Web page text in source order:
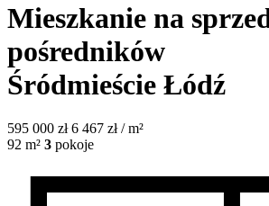
Mieszkanie na
pośredników
Śródmieście Łódź
595 000 zł 6 467 zł / m²
92 m² 3 pokoje